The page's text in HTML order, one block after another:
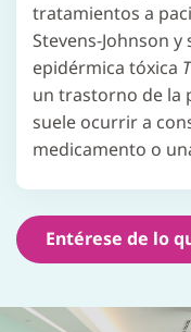
tratamientos a
Stevens-Johnson
epidérmica tóxica
un trastorno de la
suele ocurrir a
medicamento o
Entérese de lo